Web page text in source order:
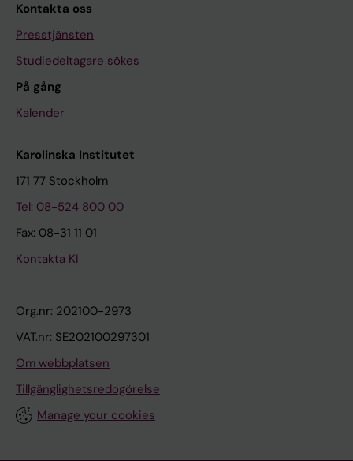
Kontakta oss
Presstjänsten
Studiedeltagare sökes
På gång
Kalender
Karolinska Institutet
171 77 Stockholm
Tel: 08-524 800 00
Fax: 08-31 11 01
Kontakta KI
Org.nr: 202100-2973
VAT.nr: SE202100297301
Om webbplatsen
Tillgänglighetsredogörelse
Manage your cookies